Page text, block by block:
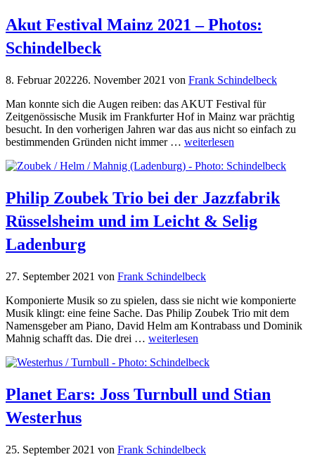
Akut Festival Mainz 2021 – Photos:
Schindelbeck
8. Februar 202226. November 2021 von Frank Schindelbeck
Man konnte sich die Augen reiben: das AKUT Festival für
Zeitgenössische Musik im Frankfurter Hof in Mainz war prächtig
besucht. In den vorherigen Jahren war das aus nicht so einfach zu
bestimmenden Gründen nicht immer … weiterlesen
Philip Zoubek Trio bei der Jazzfabrik
Rüsselsheim und im Leicht & Selig
Ladenburg
27. September 2021 von Frank Schindelbeck
Komponierte Musik so zu spielen, dass sie nicht wie komponierte
Musik klingt: eine feine Sache. Das Philip Zoubek Trio mit dem
Namensgeber am Piano, David Helm am Kontrabass und Dominik
Mahnig schafft das. Die drei … weiterlesen
Planet Ears: Joss Turnbull und Stian
Westerhus
25. September 2021 von Frank Schindelbeck